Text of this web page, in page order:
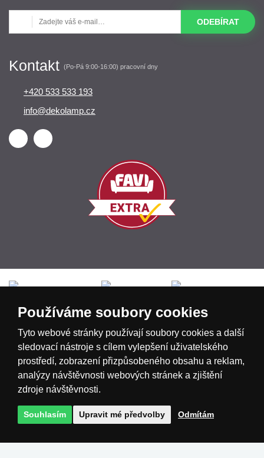
ODEBÍRAT
Kontakt (Po-Pá 9:00-16:00) pracovní dny
+420 533 533 193
info@dekolamp.cz
Magyarország Österreich België
Nederland
Používáme soubory cookies
Tyto webové stránky používají soubory cookies a další
sledovací nástroje s cílem vylepšení uživatelského
prostředí, zobrazení přizpůsobeného obsahu a reklam,
analýzy návštěvnosti webových stránek a zjištění
zdroje návštěvnosti.
Souhlasím Upravit mé předvolby Odmítám